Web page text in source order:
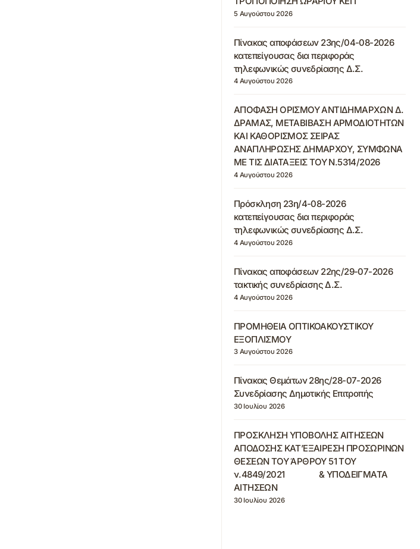
5 Αυγούστου 2026
Πίνακας αποφάσεων 23ης/04-08-2026
κατεπείγουσας δια περιφοράς
τηλεφωνικώς συνεδρίασης Δ.Σ.
4 Αυγούστου 2026
ΑΠΟΦΑΣΗ ΟΡΙΣΜΟΥ ΑΝΤΙΔΗΜΑΡΧΩΝ Δ.
ΔΡΑΜΑΣ, ΜΕΤΑΒΙΒΑΣΗ ΑΡΜΟΔΙΟΤΗΤΩΝ
ΚΑΙ ΚΑΘΟΡΙΣΜΟΣ ΣΕΙΡΑΣ
ΑΝΑΠΛΗΡΩΣΗΣ ΔΗΜΑΡΧΟΥ, ΣΥΜΦΩΝΑ
ΜΕ ΤΙΣ ΔΙΑΤΑΞΕΙΣ ΤΟΥ Ν.5314/2026
4 Αυγούστου 2026
Πρόσκληση 23η/4-08-2026
κατεπείγουσας δια περιφοράς
τηλεφωνικώς συνεδρίασης Δ.Σ.
4 Αυγούστου 2026
Πίνακας αποφάσεων 22ης/29-07-2026
τακτικής συνεδρίασης Δ.Σ.
4 Αυγούστου 2026
ΠΡΟΜΗΘΕΙΑ ΟΠΤΙΚΟΑΚΟΥΣΤΙΚΟΥ
ΕΞΟΠΛΙΣΜΟΥ
3 Αυγούστου 2026
Πίνακας Θεμάτων 28ης/28-07-2026
Συνεδρίασης Δημοτικής Επιτροπής
30 Ιουλίου 2026
ΠΡΟΣΚΛΗΣΗ ΥΠΟΒΟΛΗΣ ΑΙΤΗΣΕΩΝ
ΑΠΟΔΟΣΗΣ ΚΑΤ’ΕΞΑΙΡΕΣΗ ΠΡΟΣΩΡΙΝΩΝ
ΘΕΣΕΩΝ ΤΟΥ ΆΡΘΡΟΥ 51 ΤΟΥ
ν.4849/2021 & ΥΠΟΔΕΙΓΜΑΤΑ
ΑΙΤΗΣΕΩΝ
30 Ιουλίου 2026